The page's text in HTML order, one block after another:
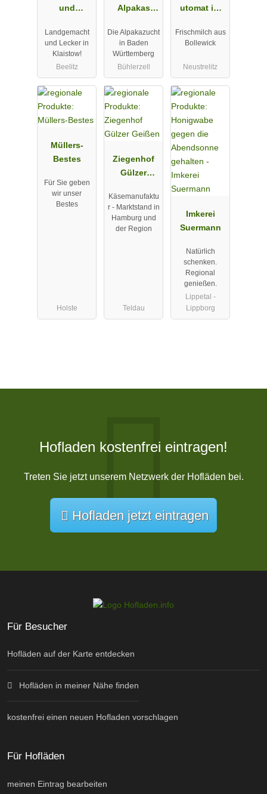
und
Klaistow
Landgemacht
und Lecker in
Klaistow!
Beelitz
Alpakas
Die Alpakazucht
in Baden
Württemberg
Bühlerzell
utomat im
Neustrelitz
Frischmilch aus
Bollewick
Neustrelitz
Müllers-
Bestes
Für Sie geben
wir unser
Bestes
Holste
Ziegenhof
Gülzer
Käsemanufaktu
r - Marktstand in
Hamburg und
der Region
Teldau
Imkerei
Suermann
Natürlich
schenken.
Regional
genießen.
Lippetal -
Lippborg
Hofladen kostenfrei eintragen!
Treten Sie jetzt unserem Netzwerk der Hofläden bei.
Hofladen jetzt eintragen
Für Besucher
Hofläden auf der Karte entdecken
Hofläden in meiner Nähe finden
kostenfrei einen neuen Hofladen vorschlagen
Für Hofläden
meinen Eintrag bearbeiten